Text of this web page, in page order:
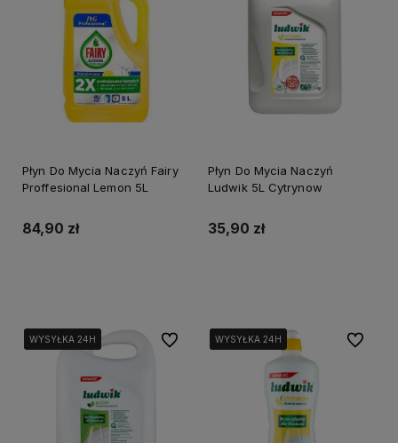
Płyn Do Mycia Naczyń Fairy
Proffesional Lemon 5L
84,90 zł
Płyn Do Mycia Naczyń
Ludwik 5L Cytrynow
35,90 zł
WYSYŁKA 24H
WYSYŁKA 24H
WYSYŁKA 24H Do ulubionychWYSYŁKA 24H
WYSYŁKA 24H
WYSYŁKA 24H Do